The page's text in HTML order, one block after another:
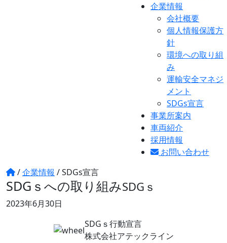
企業情報
会社概要
個人情報保護方
針
環境への取り組
み
運輸安全マネジ
メント
SDGs宣言
事業所案内
車両紹介
採用情報
お問い合わせ
/企業情報 /SDGs宣言
SDGｓへの取り組みSDGｓ
2023年6月30日
SDGｓ行動宣言
株式会社アテックライン